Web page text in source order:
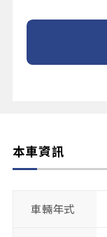
本車資訊
車輛年式